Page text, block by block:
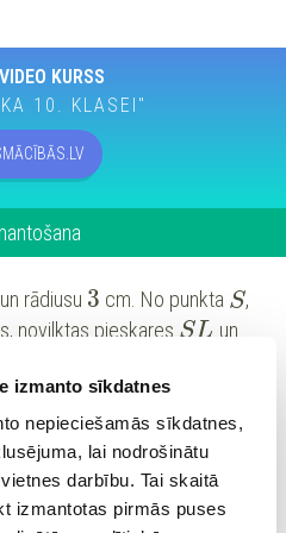
izmanto sīkdatnes
nepieciešamās sīkdatnes,
lai nodrošinātu
darbību. Tai skaitā
izmantotas pirmās puses
KURSS
10. KLASEI"
un rādiusu 3 cm. No punkta S,
novilktas pieskares SL un
perimetru!